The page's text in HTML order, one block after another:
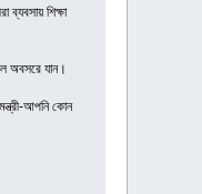
ব্যবসায় শিক্ষা
অবসরে যান।
আপনি কোন